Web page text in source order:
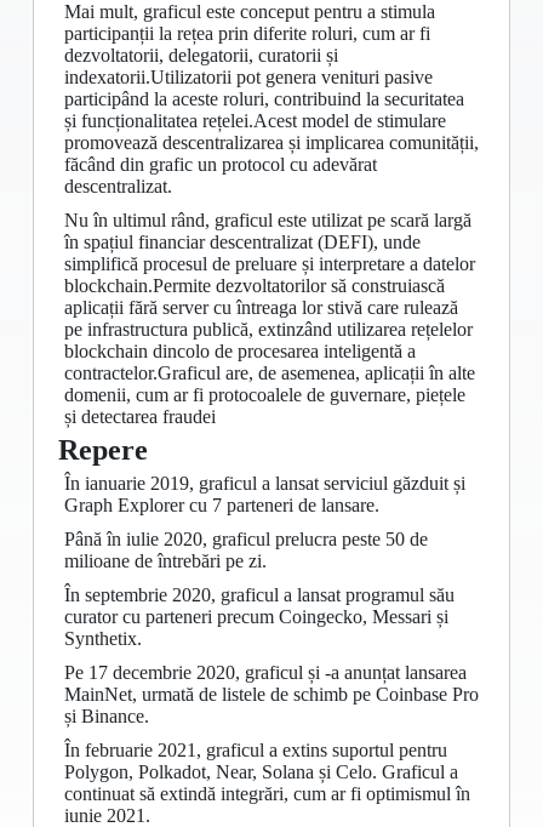
Mai mult, graficul este conceput pentru a stimula
participanții la rețea prin diferite roluri, cum ar fi
dezvoltatorii, delegatorii, curatorii și
indexatorii.Utilizatorii pot genera venituri pasive
participând la aceste roluri, contribuind la securitatea
și funcționalitatea rețelei.Acest model de stimulare
promovează descentralizarea și implicarea comunității,
făcând din grafic un protocol cu ​​adevărat
descentralizat.
Nu în ultimul rând, graficul este utilizat pe scară largă
în spațiul financiar descentralizat (DEFI), unde
simplifică procesul de preluare și interpretare a datelor
blockchain.Permite dezvoltatorilor să construiască
aplicații fără server cu întreaga lor stivă care rulează
pe infrastructura publică, extinzând utilizarea rețelelor
blockchain dincolo de procesarea inteligentă a
contractelor.Graficul are, de asemenea, aplicații în alte
domenii, cum ar fi protocoalele de guvernare, piețele
și detectarea fraudei
Repere
În ianuarie 2019, graficul a lansat serviciul găzduit și
Graph Explorer cu 7 parteneri de lansare.
Până în iulie 2020, graficul prelucra peste 50 de
milioane de întrebări pe zi.
În septembrie 2020, graficul a lansat programul său
curator cu parteneri precum Coingecko, Messari și
Synthetix.
Pe 17 decembrie 2020, graficul și -a anunțat lansarea
MainNet, urmată de listele de schimb pe Coinbase Pro
și Binance.
În februarie 2021, graficul a extins suportul pentru
Polygon, Polkadot, Near, Solana și Celo. Graficul a
continuat să extindă integrări, cum ar fi optimismul în
iunie 2021.